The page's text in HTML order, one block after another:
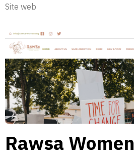
Site web
Rawsa Women